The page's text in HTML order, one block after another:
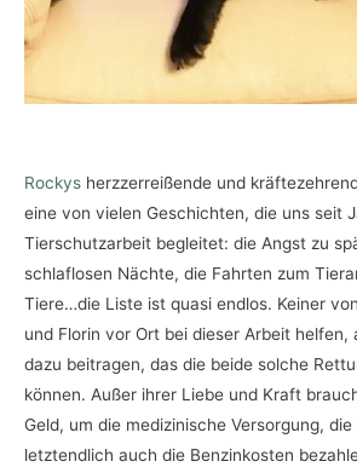
Rockys herzzerreißende und
eine von vielen Geschichten, die uns seit
Tierschutzarbeit begleitet: die Angst zu
schlaflosen Nächte, die Fahrten zum
Tiere…die Liste ist quasi endlos. Keiner
und Florin vor Ort bei dieser Arbeit helfen,
dazu beitragen, das die beide solche
können. Außer ihrer Liebe und Kraft
Geld, um die medizinische Versorgung,
letztendlich auch die Benzinkosten